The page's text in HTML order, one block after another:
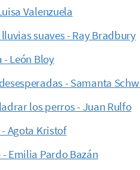
Valenzuela
suaves - Ray Bradbury
- León Bloy
- Samanta
los perros - Juan Rulfo
Agota Kristof
Emilia Pardo Bazán